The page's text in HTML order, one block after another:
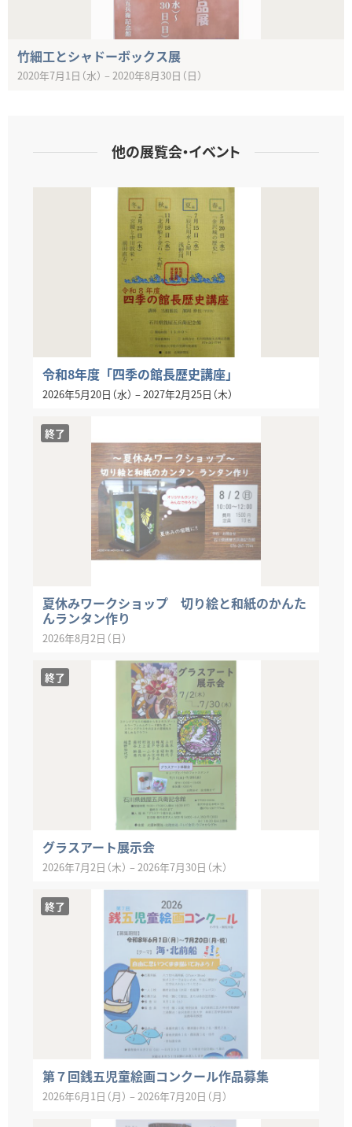
竹細工とシャドーボックス展
2020年7月1日（水） – 2020年8月30日（日）
他の展覧会・イベント
令和8年度「四季の館長歴史講座」
2026年5月20日（水） –2027年2月25日（木）
終了
夏休みワークショップ 切り絵と和紙のかんた
んランタン作り
2026年8月2日（日）
終了
グラスアート展示会
2026年7月2日（木） – 2026年7月30日（木）
終了
第７回銭五児童絵画コンクール作品募集
2026年6月1日（月） – 2026年7月20日（月）